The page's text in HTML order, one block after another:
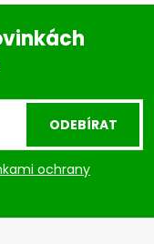
ochrany
ODEBÍRAT